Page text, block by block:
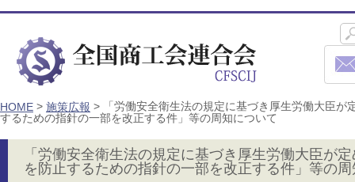
HOME > 施策広報 >
「労働安全衛生法の規定に基づき厚生労働大臣
するための指針の一部を改正する件」等の周知について
「労働安全衛生法の規定に基づき厚生労働大臣が
を防止するための指針の一部を改正する件」等の